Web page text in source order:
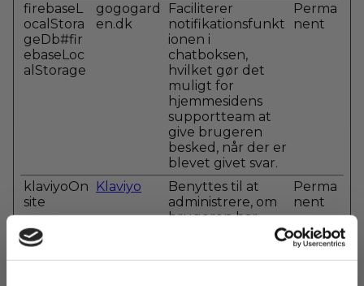
firebaseL
ocalStora
geDb#fir
ebaseLoc
alStorage
gogogard
en.dk
Faciliterer
notifikationsfunkt
ionen i
chatboksen,
hvilket gør det
muligt for
hjemmesidens
supportteam at
give brugeren
besked, når der er
blevet givet svar.
Perma
nent
klaviyoOn
site
Klaviyo
Benyttes til at
administrere, om
brugeren har
abonnementer
Perma
nent